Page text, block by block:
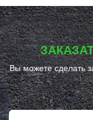
Вы можете сделать